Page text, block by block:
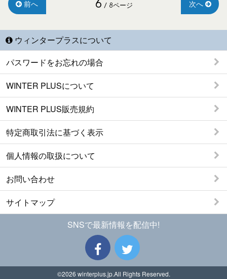
前へ 6 / 8ページ 次へ
ウィンタープラスについて
パスワードをお忘れの場合
WINTER PLUSについて
WINTER PLUS販売規約
特定商取引法に基づく表示
個人情報の取扱について
お問い合わせ
サイトマップ
SNSで最新情報を配信中!
©2026 winterplus.jp.All Rights Reserved.